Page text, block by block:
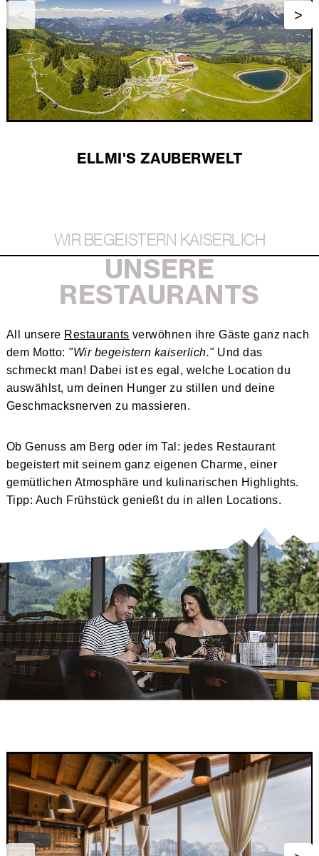
ELLMI'S ZAUBERWELT
WIR BEGEISTERN KAISERLICH
UNSERE
RESTAURANTS
All unsere Restaurants verwöhnen ihre Gäste ganz nach
dem Motto: "Wir begeistern kaiserlich." Und das
schmeckt man! Dabei ist es egal, welche Location du
auswählst, um deinen Hunger zu stillen und deine
Geschmacksnerven zu massieren.
Ob Genuss am Berg oder im Tal: jedes Restaurant
begeistert mit seinem ganz eigenen Charme, einer
gemütlichen Atmosphäre und kulinarischen Highlights.
Tipp: Auch Frühstück genießt du in allen Locations.